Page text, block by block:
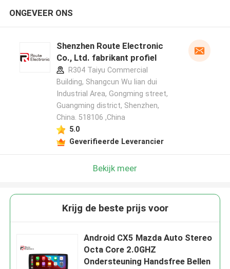
ONGEVEER ONS
Shenzhen Route Electronic
Co., Ltd. fabrikant profiel
R304 Taiyu Commercial
Building, Shangcun Wu lian dui
Industrial Area, Gongming street,
Guangming district, Shenzhen,
China. 518106 ,China
5.0
Geverifieerde Leverancier
Bekijk meer
Krijg de beste prijs voor
Android CX5 Mazda Auto Stereo
Octa Core 2.0GHZ
Ondersteuning Handsfree Bellen